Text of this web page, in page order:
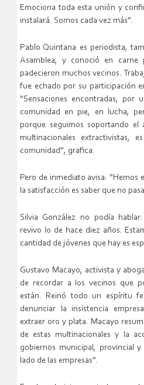
Emociona toda esta unión y
instalará. Somos cada vez más”.
Pablo Quintana es periodista,
Asamblea, y conoció en carne
padecieron muchos vecinos.
fue echado por su participación
“Sensaciones encontradas, por
comunidad en pie, en lucha,
porque seguimos soportando el
multinacionales extractivistas,
comunidad”, grafica.
Pero de inmediato avisa:
la satisfacción es saber que no
Silvia González no podía
revivo lo de hace diez años.
cantidad de jóvenes que hay es
Gustavo Macayo, activista y
de recordar a los vecinos que
están. Reinó todo un espíritu
denunciar la insistencia
extraer oro y plata. Macayo
de estas multinacionales y la
gobiernos municipal, provincial
lado de las empresas”.